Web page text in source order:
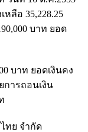
หลือ 35,228.25
บาท ยอด
บาท ยอดเงินคง
การถอนเงิน
ทย จำกัด